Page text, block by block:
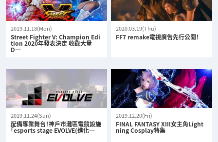
2019.11.18(Mon)
Street Fighter V: Champion Edi
tion 2020年發表決定 收錄大量
D…
2020.03.19(Thu)
FF7 remake電視廣告先行公開！
2019.11.24(Sun)
配備專業舞台！神戶市灘區電競設施
「esports stage EVOLVE(進化…
2019.12.20(Fri)
FINAL FANTASY XIII女主角Light
ning Cosplay特集